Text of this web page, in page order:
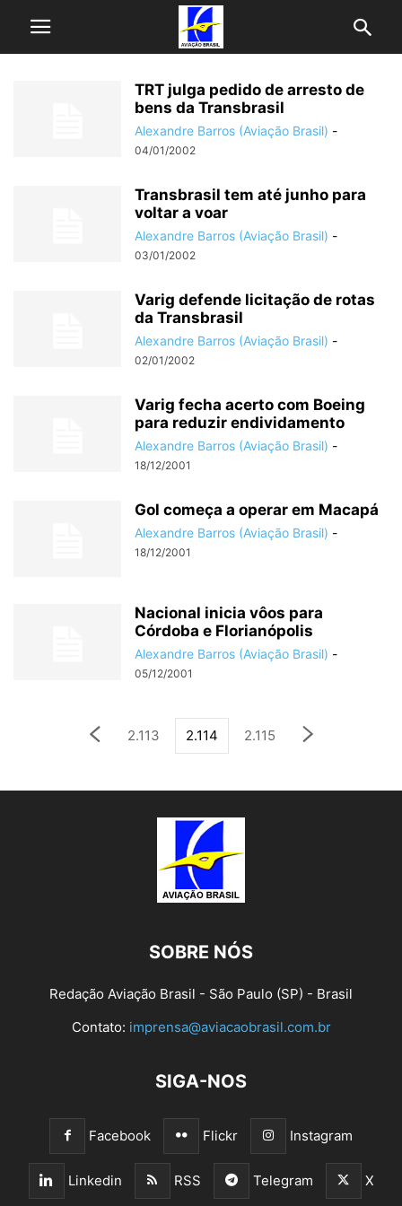
TRT julga pedido de arresto de
bens da Transbrasil
Alexandre Barros (Aviação Brasil) -
04/01/2002
Transbrasil tem até junho para
voltar a voar
Alexandre Barros (Aviação Brasil) -
03/01/2002
Varig defende licitação de rotas
da Transbrasil
Alexandre Barros (Aviação Brasil) -
02/01/2002
Varig fecha acerto com Boeing
para reduzir endividamento
Alexandre Barros (Aviação Brasil) -
18/12/2001
Gol começa a operar em Macapá
Alexandre Barros (Aviação Brasil) -
18/12/2001
Nacional inicia vôos para
Córdoba e Florianópolis
Alexandre Barros (Aviação Brasil) -
05/12/2001
2.113 2.114 2.115
SOBRE NÓS
Redação Aviação Brasil - São Paulo (SP) - Brasil
Contato: imprensa@aviacaobrasil.com.br
SIGA-NOS
Facebook Flickr Instagram
Linkedin RSS Telegram X